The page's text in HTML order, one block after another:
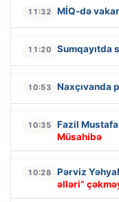
11:32 MİQ-də
11:20 Sumqayıtda
10:53 Naxçıvanda
10:35 Fazil
Müsahibə
10:28 Pərviz
əlləri”